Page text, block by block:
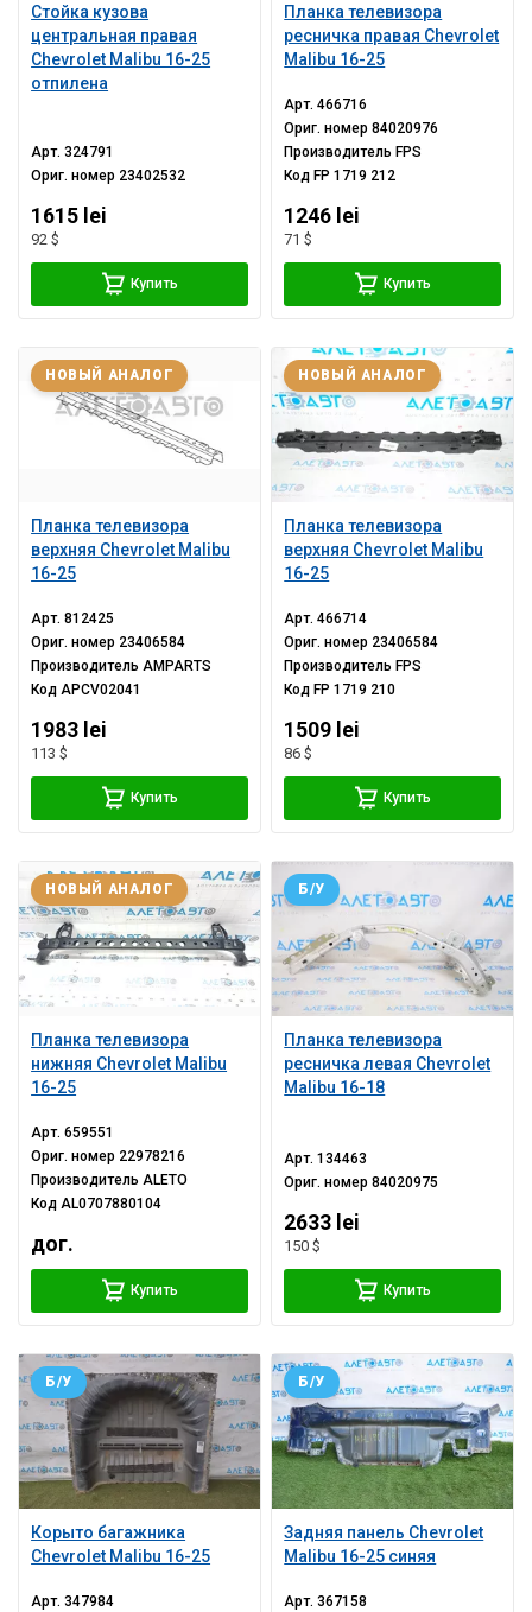
Стойка кузова
центральная правая
Chevrolet Malibu 16-25
отпилена
Арт.324791
Ориг. номер 23402532
1615 lei
92 $
Купить
Планка телевизора
ресничка правая Chevrolet
Malibu 16-25
Арт.466716
Ориг. номер84020976
Производитель FPS
Код FP 1719 212
1246 lei
71 $
Купить
Планка телевизора
верхняя Chevrolet Malibu
16-25
НОВЫЙ АНАЛОГ
Арт.812425
Ориг. номер 23406584
ПроизводительAMPARTS
КодAPCV02041
1983 lei
113 $
Купить
Планка телевизора
верхняя Chevrolet Malibu
16-25
НОВЫЙ АНАЛОГ
Арт.466714
Ориг. номер 23406584
ПроизводительFPS
КодFP 1719 210
1509 lei
86 $
Купить
Планка телевизора
нижняя Chevrolet Malibu
16-25
НОВЫЙ АНАЛОГ
Арт.659551
Ориг. номер 22978216
Производитель ALETO
Код AL0707880104
дог.
Купить
Планка телевизора
ресничка левая Chevrolet
Malibu 16-18
Б/У
Арт.134463
Ориг. номер84020975
2633 lei
150 $
Купить
Корыто багажника
Chevrolet Malibu 16-25
Б/У
Арт.347984
Задняя панель Chevrolet
Malibu 16-25 синяя
Б/У
Арт.367158